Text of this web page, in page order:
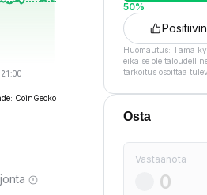
CoinGecko
50%
Huomautus: Tämä
eikä se ole
tarkoitus osoittaa
Osta
Vastaanota